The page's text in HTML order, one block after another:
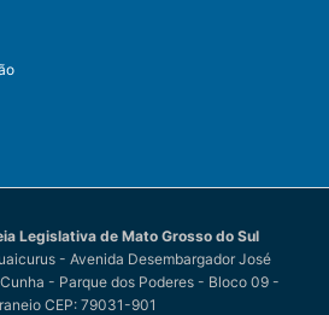
Legislativa de Mato Grosso do Sul
- Avenida Desembargador José
- Parque dos Poderes - Bloco 09 -
CEP: 79031-901